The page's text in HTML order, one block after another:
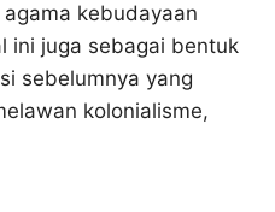
kebudayaan
ini juga sebagai bentuk
sebelumnya yang
kolonialisme,